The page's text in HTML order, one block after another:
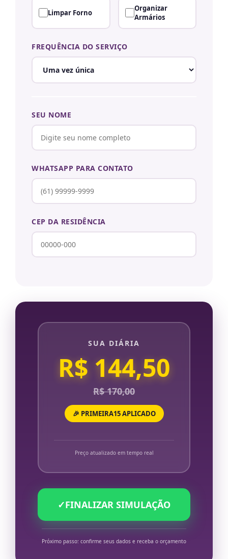
Limpar Forno
Organizar
Armários
FREQUÊNCIA DO SERVIÇO
SEU NOME
WHATSAPP PARA CONTATO
CEP DA RESIDÊNCIA
SUA DIÁRIA
R$ 144,50
R$ 170,00
🎉 PRIMEIRA15 APLICADO
Preço atualizado em tempo real
✓FINALIZAR SIMULAÇÃO
Próximo passo: confirme seus dados e receba o orçamento